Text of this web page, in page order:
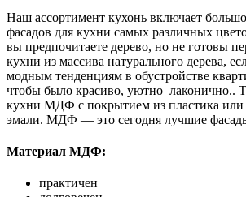
Наш ассортимент кухонь включает
фасадов для кухни самых различных
вы предпочитаете дерево, но не готовы
кухни из массива натурального дерева,
модным тенденциям в обустройстве
чтобы было красиво, уютно лаконично..
кухни МДФ с покрытием из пластика или
эмали. МДФ — это сегодня лучшие
Материал МДФ:
практичен